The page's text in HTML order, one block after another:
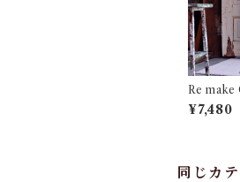
Re make
チノ ベス
¥7,480
同じカ